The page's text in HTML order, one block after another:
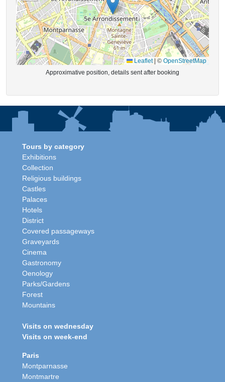
Leaflet © OpenStreetMap
Approximative position, details sent after booking
Tours by category
Exhibitions
Collection
Religious buildings
Castles
Palaces
Hotels
District
Covered passageways
Graveyards
Cinema
Gastronomy
Oenology
Parks/Gardens
Forest
Mountains
Visits on wednesday
Visits on week-end
Paris
Montparnasse
Montmartre